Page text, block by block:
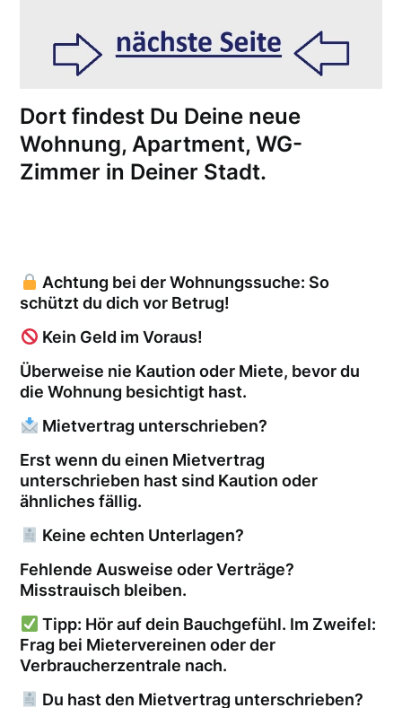
Dort findest Du Deine neue
Wohnung, Apartment, WG-
Zimmer in Deiner Stadt.
Achtung bei der Wohnungssuche: So
schützt du dich vor Betrug!
Kein Geld im Voraus!
Überweise nie Kaution oder Miete, bevor du
die Wohnung besichtigt hast.
Mietvertrag unterschrieben?
Erst wenn du einen Mietvertrag
unterschrieben hast sind Kaution oder
ähnliches fällig.
Keine echten Unterlagen?
Fehlende Ausweise oder Verträge?
Misstrauisch bleiben.
Tipp: Hör auf dein Bauchgefühl. Im Zweifel:
Frag bei Mietervereinen oder der
Verbraucherzentrale nach.
Du hast den Mietvertrag unterschrieben?